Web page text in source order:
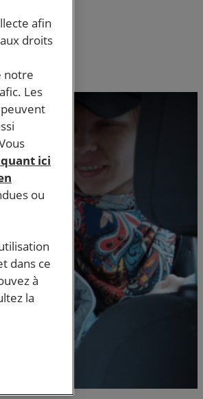
afin
droits
notre
Les
ici
ou
dans ce
à
la